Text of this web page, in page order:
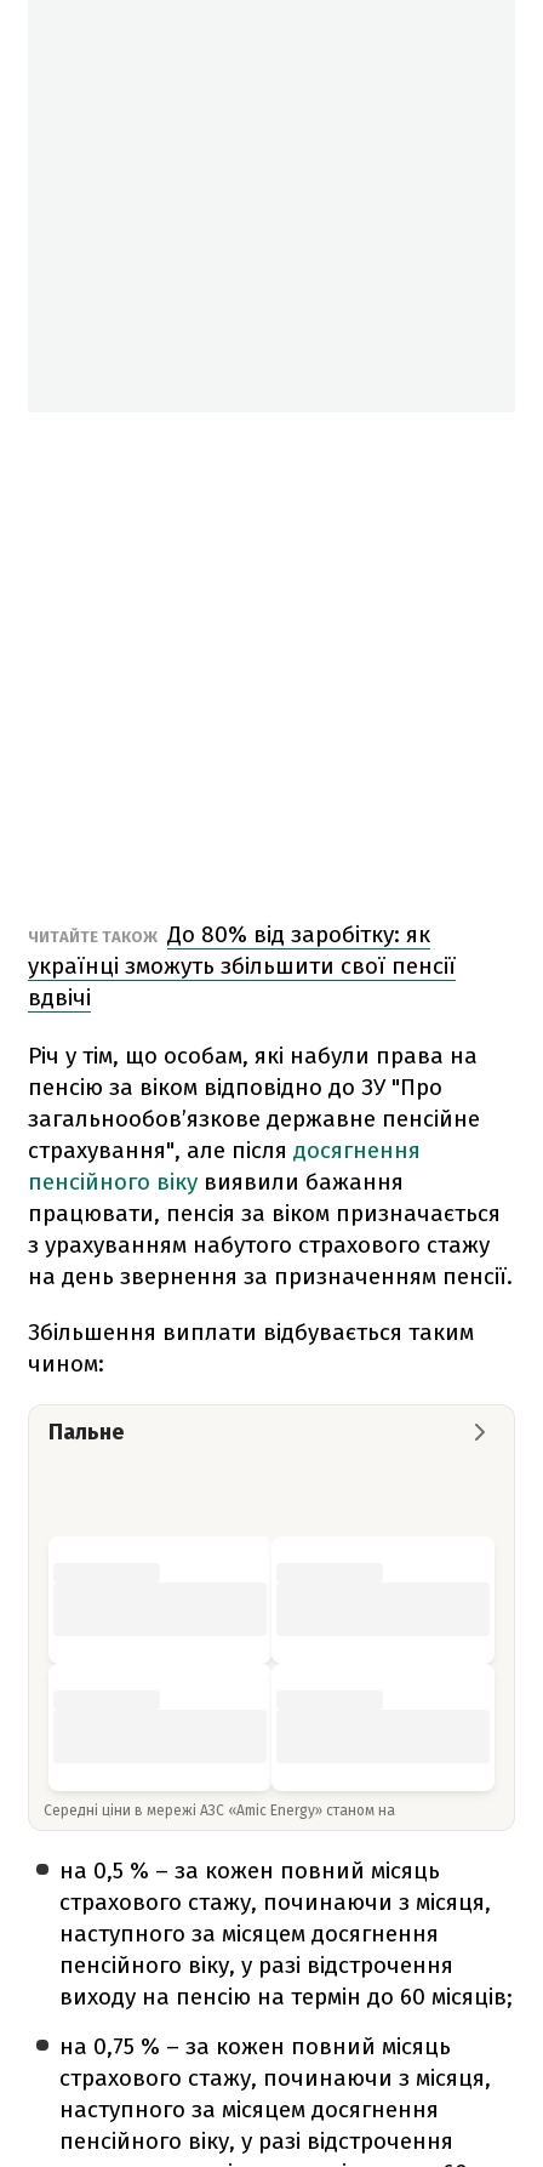
ЧИТАЙТЕ ТАКОЖ До 80% від заробітку: як
українці зможуть збільшити свої пенсії
вдвічі
Річ у тім, що особам, які набули права на
пенсію за віком відповідно до ЗУ "Про
загальнообов’язкове державне пенсійне
страхування", але після досягнення
пенсійного віку виявили бажання
працювати, пенсія за віком призначається
з урахуванням набутого страхового стажу
на день звернення за призначенням пенсії.
Збільшення виплати відбувається таким
чином:
Пальне
Середні ціни в мережі АЗС «Amic Energy» станом на
на 0,5 % – за кожен повний місяць
страхового стажу, починаючи з місяця,
наступного за місяцем досягнення
пенсійного віку, у разі відстрочення
виходу на пенсію на термін до 60 місяців;
на 0,75 % – за кожен повний місяць
страхового стажу, починаючи з місяця,
наступного за місяцем досягнення
пенсійного віку, у разі відстрочення